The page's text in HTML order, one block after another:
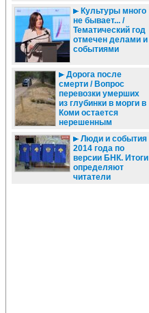
Культуры много
не бывает... /
Тематический год
отмечен делами и
событиями
Дорога после
смерти / Вопрос
перевозки умерших
из глубинки в морги в
Коми остается
нерешенным
Люди и события
2014 года по
версии БНК. Итоги
определяют
читатели